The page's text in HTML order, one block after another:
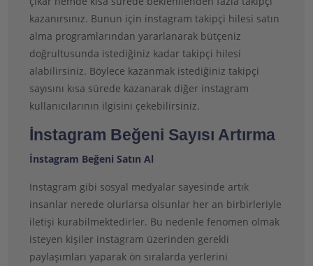
kazanırsınız. Bunun için instagram takipçi hilesi satın
alma programlarından yararlanarak bütçeniz
doğrultusunda istediğiniz kadar takipçi hilesi
alabilirsiniz. Böylece kazanmak istediğiniz takipçi
sayısını kısa sürede kazanarak diğer instagram
kullanıcılarının ilgisini çekebilirsiniz.
İnstagram Beğeni Sayısı Artırma
İnstagram Beğeni Satın Al
Instagram gibi sosyal medyalar sayesinde artık
insanlar nerede olurlarsa olsunlar her an birbirleriyle
iletişi kurabilmektedirler. Bu nedenle fenomen olmak
isteyen kişiler instagram üzerinden gerekli
paylaşımları yaparak ön sıralarda yerlerini